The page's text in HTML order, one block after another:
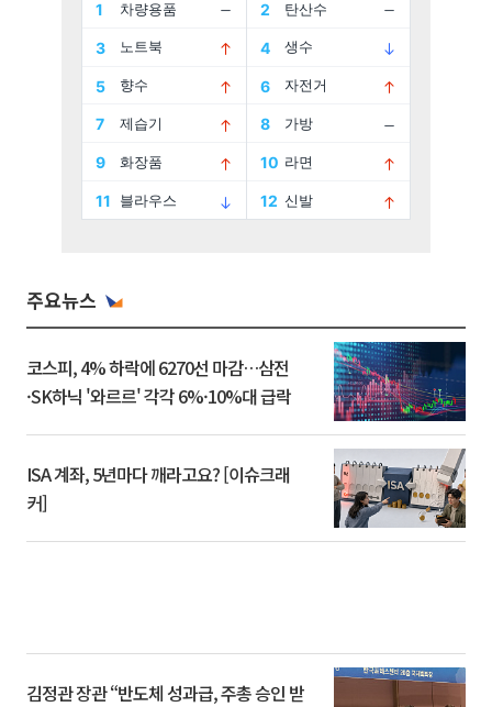
주요뉴스
코스피, 4% 하락에 6270선 마감…삼전
·SK하닉 '와르르' 각각 6%·10%대 급락
ISA 계좌, 5년마다 깨라고요? [이슈크래
커]
김정관 장관 “반도체 성과급, 주총 승인 받